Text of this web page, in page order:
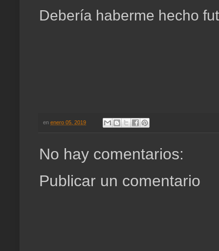
Debería haberme hecho
en enero 05, 2019
No hay comentarios:
Publicar un comentario